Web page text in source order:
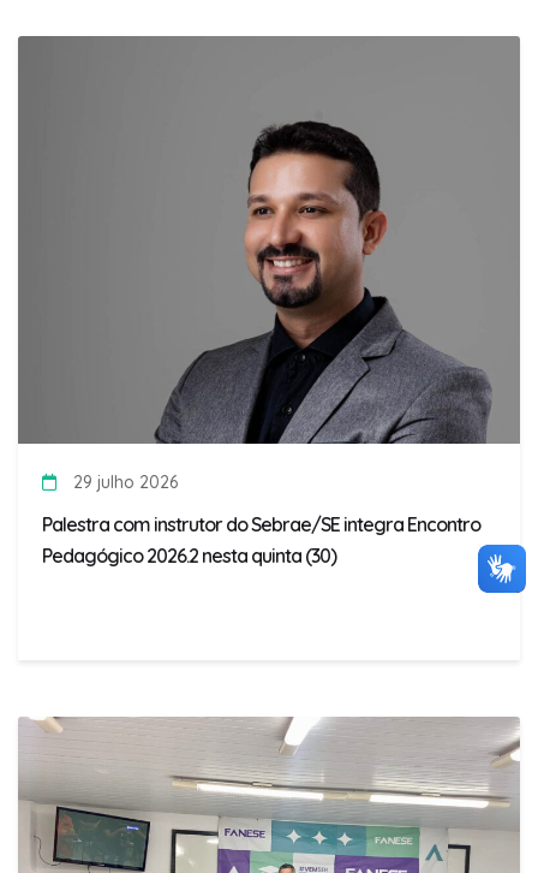
29 julho 2026
Palestra com instrutor do Sebrae/SE integra Encontro
Pedagógico 2026.2 nesta quinta (30)